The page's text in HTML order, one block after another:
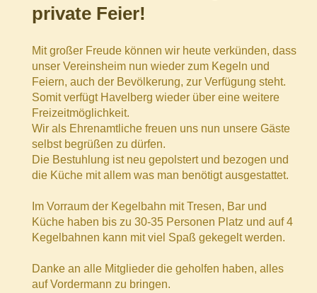
private Feier!
Mit großer Freude können wir heute verkünden, dass
unser Vereinsheim nun wieder zum Kegeln und
Feiern, auch der Bevölkerung, zur Verfügung steht.
Somit verfügt Havelberg wieder über eine weitere
Freizeitmöglichkeit.
Wir als Ehrenamtliche freuen uns nun unsere Gäste
selbst begrüßen zu dürfen.
Die Bestuhlung ist neu gepolstert und bezogen und
die Küche mit allem was man benötigt ausgestattet.
Im Vorraum der Kegelbahn mit Tresen, Bar und
Küche haben bis zu 30-35 Personen Platz und auf 4
Kegelbahnen kann mit viel Spaß gekegelt werden.
Danke an alle Mitglieder die geholfen haben, alles
auf Vordermann zu bringen.